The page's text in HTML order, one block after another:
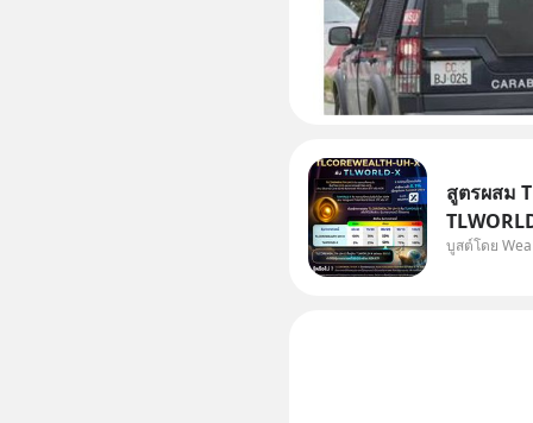
สูตรผสม
WealthX
บูสต์โดย